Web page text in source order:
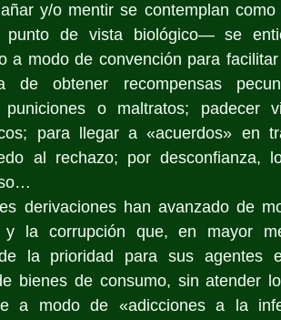
y/o mentir se contemplan
de vista biológico— se
a modo de convención para
de obtener recompensas
puniciones o maltratos;
para llegar a «acuerdos» en
al rechazo; por desconfianza,
derivaciones han avanzado de
la corrupción que, en mayor
la prioridad para sus agentes
bienes de consumo, sin atender
a modo de «adicciones a la